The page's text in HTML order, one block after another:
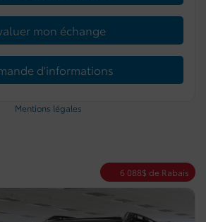
mon échange
d'informations
Mentions légales
6 088$ de Rabais